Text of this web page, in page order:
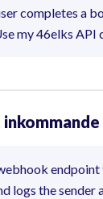
completes a
my 46elks API
logs the sender